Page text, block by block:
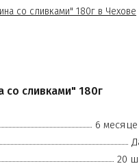
со сливками" 180г
6
20